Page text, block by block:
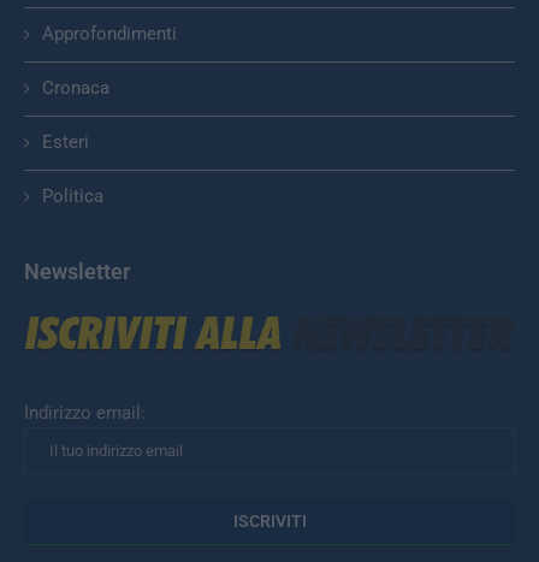
Approfondimenti
Cronaca
Esteri
Politica
Newsletter
Indirizzo email: